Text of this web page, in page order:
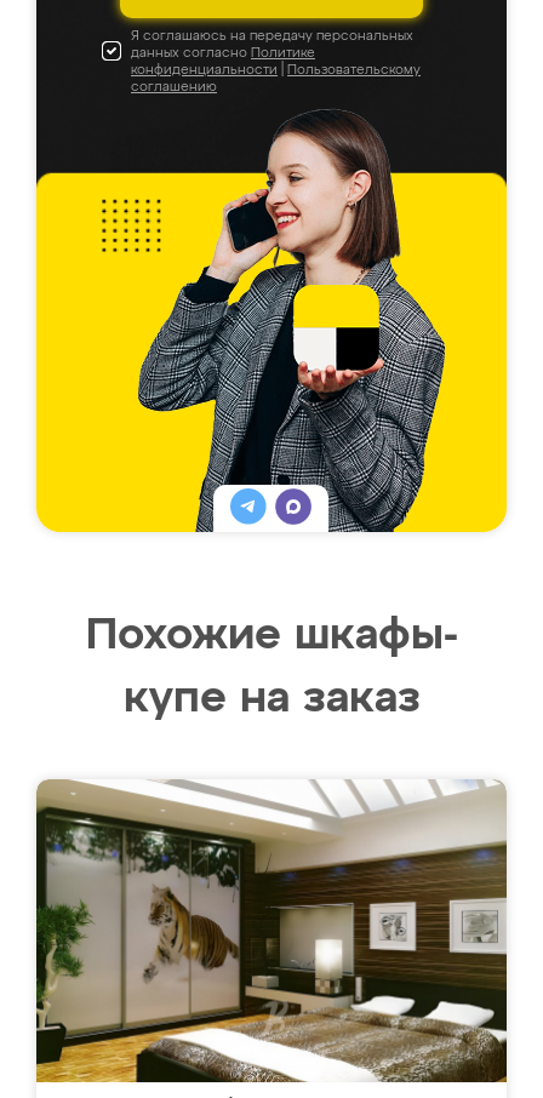
Я соглашаюсь на передачу персональных
данных согласно Политике
конфиденциальности
Пользовательскому
соглашению
Похожие шкафы-
купе на заказ